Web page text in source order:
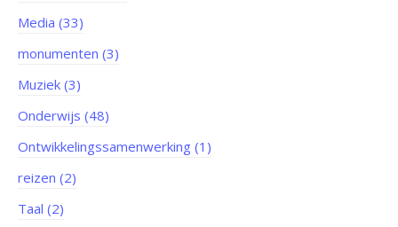
Media (33)
monumenten (3)
Muziek (3)
Onderwijs (48)
Ontwikkelingssamenwerking (1)
reizen (2)
Taal (2)